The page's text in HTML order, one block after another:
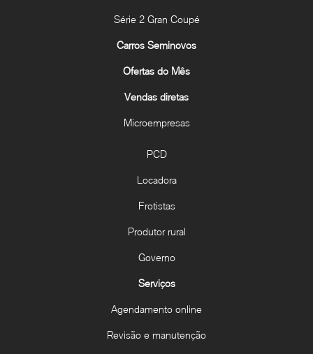
Série 2 Gran Coupé
Carros Seminovos
Ofertas do Mês
Vendas diretas
Microempresas
PCD
Locadora
Frotistas
Produtor rural
Governo
Serviços
Agendamento online
Revisão e manutenção